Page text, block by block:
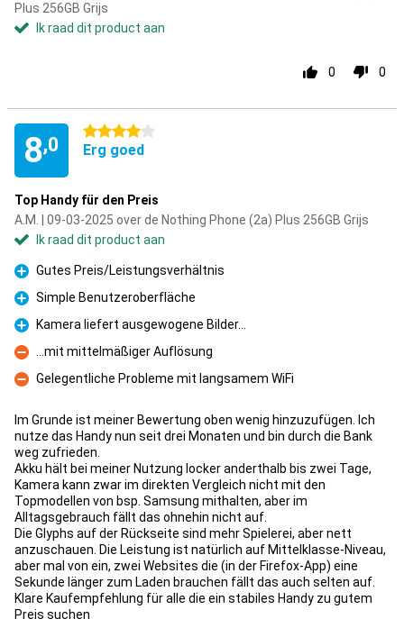
Plus 256GB Grijs
Ik raad dit product aan
0 0
8,0
4 sterren
Erg goed
Top Handy für den Preis
A.M. | 09-03-2025 over de Nothing Phone (2a) Plus 256GB Grijs
Ik raad dit product aan
Pluspunt
Gutes Preis/Leistungsverhältnis
Pluspunt
Simple Benutzeroberfläche
Pluspunt
Kamera liefert ausgewogene Bilder...
Minpunt
...mit mittelmäßiger Auflösung
Minpunt
Gelegentliche Probleme mit langsamem WiFi
Im Grunde ist meiner Bewertung oben wenig hinzuzufügen. Ich
nutze das Handy nun seit drei Monaten und bin durch die Bank
weg zufrieden.
Akku hält bei meiner Nutzung locker anderthalb bis zwei Tage,
Kamera kann zwar im direkten Vergleich nicht mit den
Topmodellen von bsp. Samsung mithalten, aber im
Alltagsgebrauch fällt das ohnehin nicht auf.
Die Glyphs auf der Rückseite sind mehr Spielerei, aber nett
anzuschauen. Die Leistung ist natürlich auf Mittelklasse-Niveau,
aber mal von ein, zwei Websites die (in der Firefox-App) eine
Sekunde länger zum Laden brauchen fällt das auch selten auf.
Klare Kaufempfehlung für alle die ein stabiles Handy zu gutem
Preis suchen